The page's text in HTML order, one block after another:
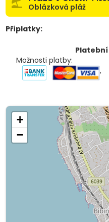
Oblázková pláž
Příplatky:
Možnosti platby:
,
+
−